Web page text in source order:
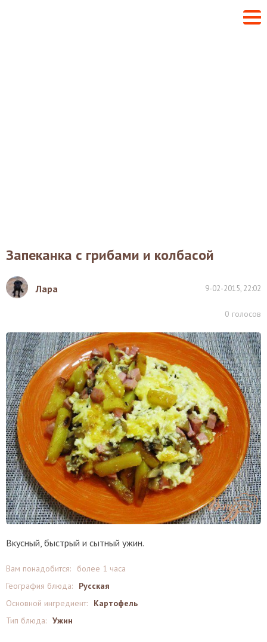
Запеканка с грибами и колбасой
Лара 9-02-2015, 22:02
0 голосов
Вкусный, быстрый и сытный ужин.
Вам понадобится:
более 1 часа
География блюда:
Русская
Основной ингредиент:
Картофель
Тип блюда: Ужин